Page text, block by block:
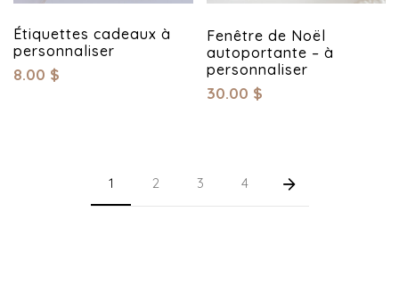
Étiquettes cadeaux à
personnaliser
8.00 $
Fenêtre de Noël
autoportante – à
personnaliser
30.00 $
1 2 3 4